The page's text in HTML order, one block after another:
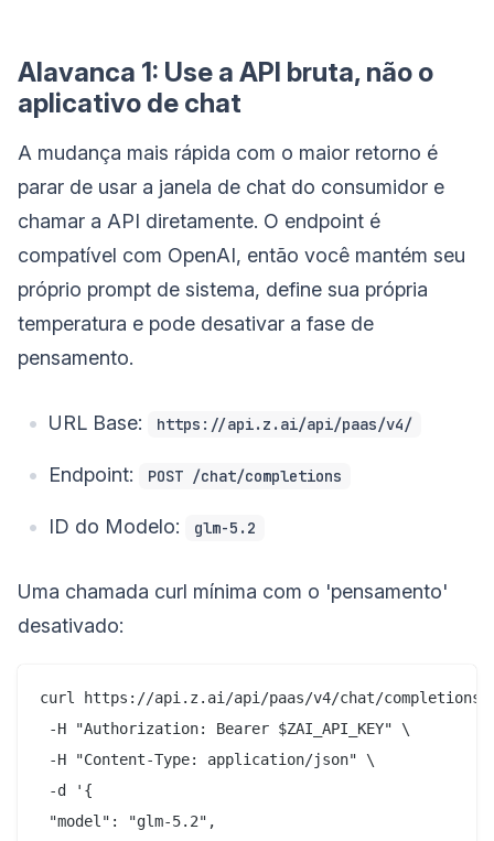
Alavanca 1: Use a API bruta, não o
aplicativo de chat
A mudança mais rápida com o maior retorno é
parar de usar a janela de chat do consumidor e
chamar a API diretamente. O endpoint é
compatível com OpenAI, então você mantém seu
próprio prompt de sistema, define sua própria
temperatura e pode desativar a fase de
pensamento.
URL Base: https://api.z.ai/api/paas/v4/
Endpoint: POST /chat/completions
ID do Modelo: glm-5.2
Uma chamada curl mínima com o 'pensamento'
desativado:
curl https://api.z.ai/api/paas/v4/chat/completions
-H "Authorization: Bearer $ZAI_API_KEY" \
-H "Content-Type: application/json" \
-d '{
"model": "glm-5.2",